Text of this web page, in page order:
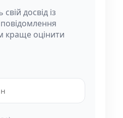
досвід із
оцінити